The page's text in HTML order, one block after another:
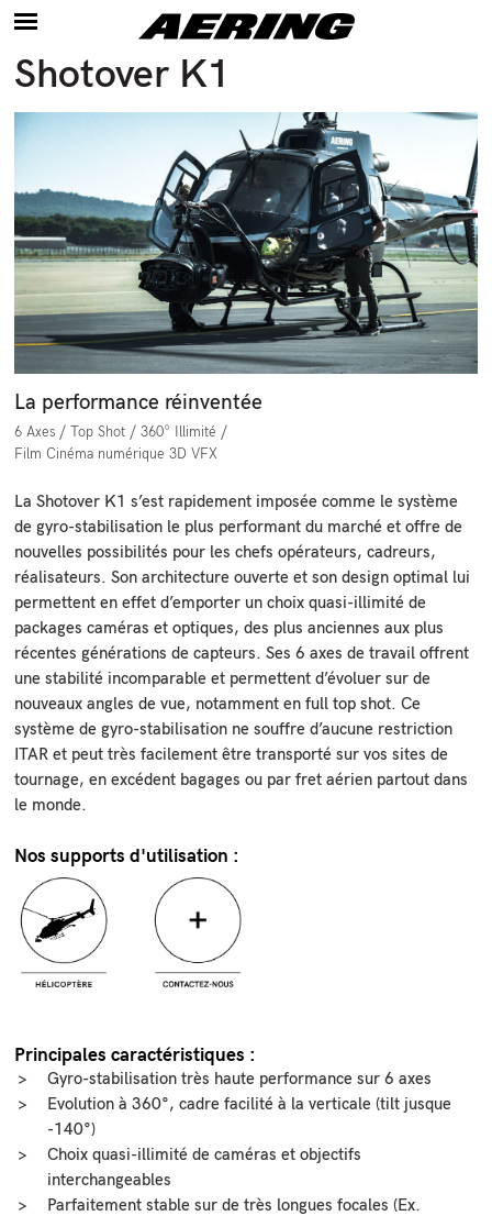
Shotover K1
La performance réinventée
6 Axes / Top Shot / 360° Illimité /
Film Cinéma numérique 3D VFX
La Shotover K1 s’est rapidement imposée comme le système
de gyro-stabilisation le plus performant du marché et offre de
nouvelles possibilités pour les chefs opérateurs, cadreurs,
réalisateurs. Son architecture ouverte et son design optimal lui
permettent en effet d’emporter un choix quasi-illimité de
packages caméras et optiques, des plus anciennes aux plus
récentes générations de capteurs. Ses 6 axes de travail offrent
une stabilité incomparable et permettent d’évoluer sur de
nouveaux angles de vue, notamment en full top shot. Ce
système de gyro-stabilisation ne souffre d’aucune restriction
ITAR et peut très facilement être transporté sur vos sites de
tournage, en excédent bagages ou par fret aérien partout dans
le monde.
Nos supports d'utilisation :
Principales caractéristiques :
Gyro-stabilisation très haute performance sur 6 axes
Evolution à 360°, cadre facilité à la verticale (tilt jusque
-140°)
Choix quasi-illimité de caméras et objectifs
interchangeables
Parfaitement stable sur de très longues focales (Ex.
Notre offre
Accessoires pour hélicoptères
Affrètement
Références
Actualités
À propos
Contact
Nom
e-
Vos
informations
seront
utilisées
que
pour
envoyer
la
newsletter.
de
la
newsletter.
newsletter
est
français